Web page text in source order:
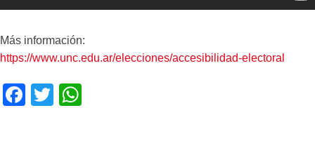
Más información:
https://www.unc.edu.ar/elecciones/accesibilidad-electoral
F
T